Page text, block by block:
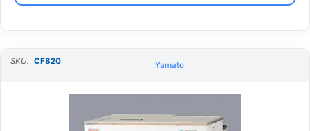
SKU: CF820 Yamato